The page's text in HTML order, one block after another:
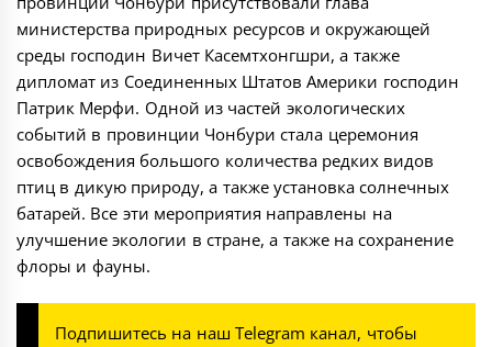
министерства природных ресурсов и окружающей
среды господин Вичет Касемтхонгшри, а также
дипломат из Соединенных Штатов Америки господин
Патрик Мерфи. Одной из частей экологических
событий в провинции Чонбури стала церемония
освобождения большого количества редких видов
птиц в дикую природу, а также установка солнечных
батарей. Все эти мероприятия направлены на
улучшение экологии в стране, а также на сохранение
флоры и фауны.
Подпишитесь на наш Telegram канал, чтобы